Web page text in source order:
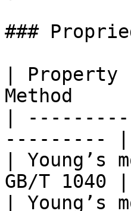
###
|
Method
|
---------
|
GB/T 1040
|